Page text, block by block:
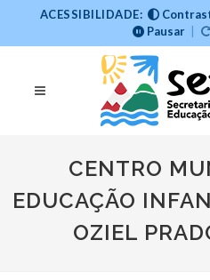
ACESSIBILIDADE:
Pausar
CENTRO
EDUCAÇÃO
OZIEL